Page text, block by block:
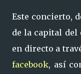
Este concierto,
de la capital del
en directo a
facebook, así